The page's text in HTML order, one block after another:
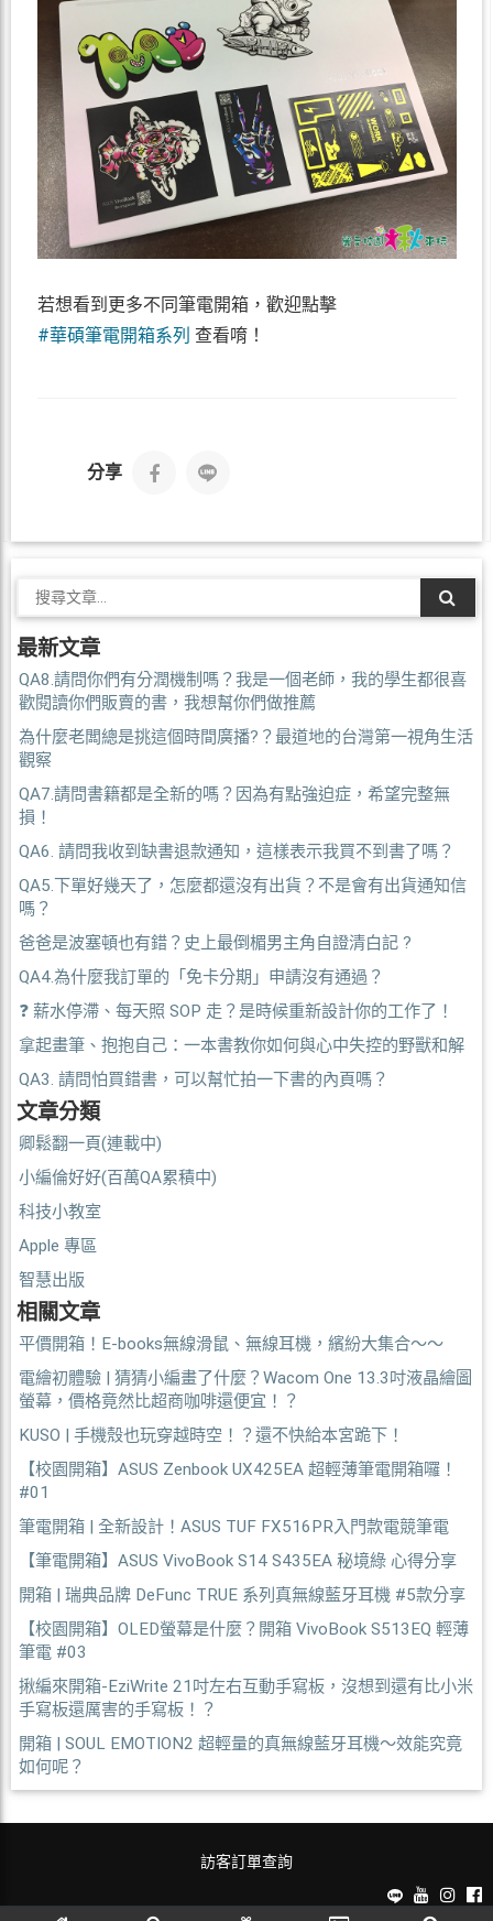
若想看到更多不同筆電開箱，歡迎點擊
#華碩筆電開箱系列 查看唷！
分享
最新文章
QA8.請問你們有分潤機制嗎？我是一個老師，我的學生都很喜
歡閱讀你們販賣的書，我想幫你們做推薦
為什麼老闆總是挑這個時間廣播?？最道地的台灣第一視角生活
觀察
QA7.請問書籍都是全新的嗎？因為有點強迫症，希望完整無
損！
QA6. 請問我收到缺書退款通知，這樣表示我買不到書了嗎？
QA5.下單好幾天了，怎麼都還沒有出貨？不是會有出貨通知信
嗎？
爸爸是波塞頓也有錯？史上最倒楣男主角自證清白記 ?
QA4.為什麼我訂單的「免卡分期」申請沒有通過？
❓ 薪水停滯、每天照 SOP 走？是時候重新設計你的工作了！
拿起畫筆、抱抱自己：一本書教你如何與心中失控的野獸和解
QA3. 請問怕買錯書，可以幫忙拍一下書的內頁嗎？
文章分類
卿鬆翻一頁(連載中)
小編倫好好(百萬QA累積中)
科技小教室
Apple 專區
智慧出版
相關文章
平價開箱！E-books無線滑鼠、無線耳機，繽紛大集合～～
電繪初體驗 | 猜猜小編畫了什麼？Wacom One 13.3吋液晶繪圖
螢幕，價格竟然比超商咖啡還便宜！？
KUSO | 手機殼也玩穿越時空！？還不快給本宮跪下！
【校園開箱】ASUS Zenbook UX425EA 超輕薄筆電開箱囉！
#01
筆電開箱 | 全新設計！ASUS TUF FX516PR入門款電競筆電
【筆電開箱】ASUS VivoBook S14 S435EA 秘境綠 心得分享
開箱 | 瑞典品牌 DeFunc TRUE 系列真無線藍牙耳機 #5款分享
【校園開箱】OLED螢幕是什麼？開箱 VivoBook S513EQ 輕薄
筆電 #03
揪編來開箱-EziWrite 21吋左右互動手寫板，沒想到還有比小米
手寫板還厲害的手寫板！？
開箱 | SOUL EMOTION2 超輕量的真無線藍牙耳機～效能究竟
如何呢？
訪客訂單查詢